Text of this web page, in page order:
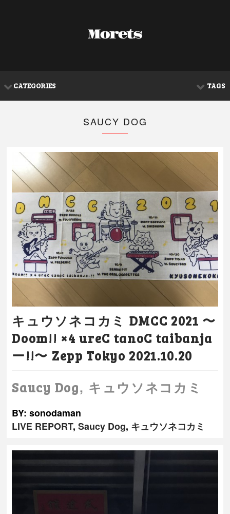
CATEGORIES TAGS
SAUCY DOG
キュウソネコカミ DMCC 2021 〜
Doom!! ×4 ureC tanoC taibanja
ー!!〜 Zepp Tokyo 2021.10.20
Saucy Dog, キュウソネコカミ
BY: sonodaman
LIVE REPORT,Saucy Dog, キュウソネコカミ